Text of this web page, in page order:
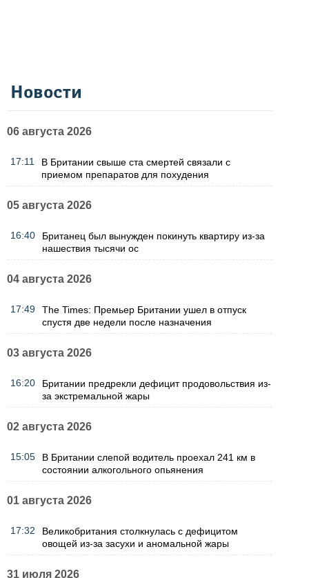
Новости
06 августа 2026
17:11
В Британии свыше ста смертей связали с
приемом препаратов для похудения
05 августа 2026
16:40
Британец был вынужден покинуть квартиру из-за
нашествия тысячи ос
04 августа 2026
17:49
The Times: Премьер Британии ушел в отпуск
спустя две недели после назначения
03 августа 2026
16:20
Британии предрекли дефицит продовольствия из-
за экстремальной жары
02 августа 2026
15:05
В Британии слепой водитель проехал 241 км в
состоянии алкогольного опьянения
01 августа 2026
17:32
Великобритания столкнулась с дефицитом
овощей из-за засухи и аномальной жары
31 июля 2026